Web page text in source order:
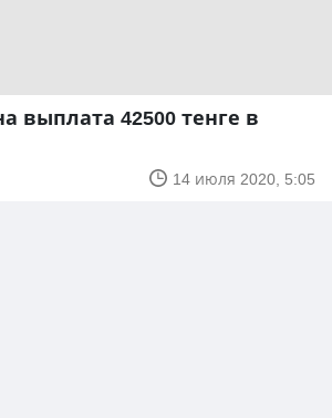
выплата 42500 тенге в
14 июля 2020, 5:05